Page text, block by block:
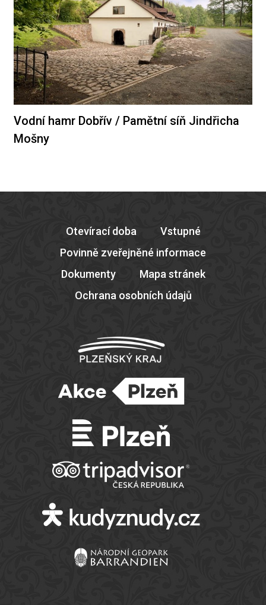
Vodní hamr Dobřív / Pamětní síň Jindřicha
Mošny
Otevírací doba
Vstupné
Povinně zveřejněné informace
Dokumenty
Mapa stránek
Ochrana osobních údajů